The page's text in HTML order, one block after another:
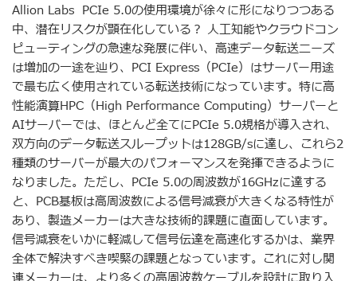
Allion Labs PCIe 5.0の使用環境が徐々に形になりつつある
中、潜在リスクが顕在化している？ 人工知能やクラウドコン
ピューティングの急速な発展に伴い、高速データ転送ニーズ
は増加の一途を辿り、PCI Express（PCIe）はサーバー用途
で最も広く使用されている転送技術になっています。特に高
性能演算HPC（High Performance Computing）サーバーと
AIサーバーでは、ほとんど全てにPCIe 5.0規格が導入され、
双方向のデータ転送スループットは128GB/sに達し、これら2
種類のサーバーが最大のパフォーマンスを発揮できるように
なりました。ただし、PCIe 5.0の周波数が16GHzに達する
と、PCB基板は高周波数による信号減衰が大きくなる特性が
あり、製造メーカーは大きな技術的課題に直面しています。
信号減衰をいかに軽減して信号伝達を高速化するかは、業界
全体で解決すべき喫緊の課題となっています。これに対し関